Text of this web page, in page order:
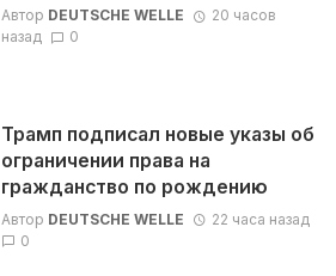
Автор DEUTSCHE WELLE
20 часов
назад
0
Трамп подписал новые указы об
ограничении права на
гражданство по рождению
Автор DEUTSCHE WELLE
22 часа назад
0